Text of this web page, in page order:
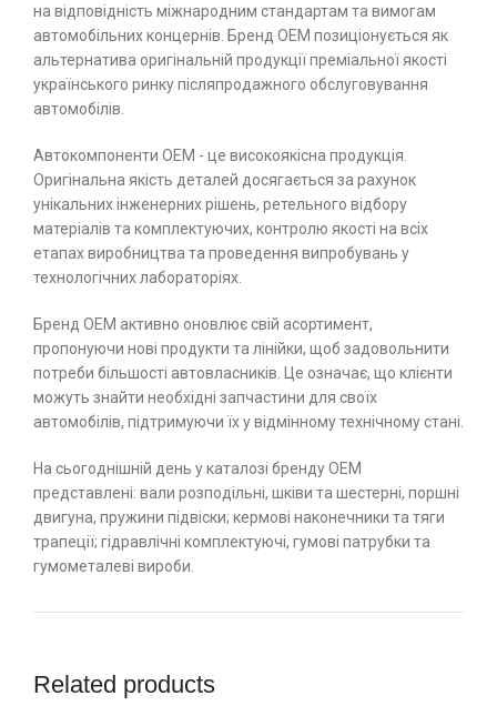
на відповідність міжнародним стандартам та вимогам
автомобільних концернів. Бренд ОЕМ позиціонується як
альтернатива оригінальній продукції преміальної якості
українського ринку післяпродажного обслуговування
автомобілів.
Автокомпоненти ОЕМ - це високоякісна продукція.
Оригінальна якість деталей досягається за рахунок
унікальних інженерних рішень, ретельного відбору
матеріалів та комплектуючих, контролю якості на всіх
етапах виробництва та проведення випробувань у
технологічних лабораторіях.
Бренд ОЕМ активно оновлює свій асортимент,
пропонуючи нові продукти та лінійки, щоб задовольнити
потреби більшості автовласників. Це означає, що клієнти
можуть знайти необхідні запчастини для своїх
автомобілів, підтримуючи їх у відмінному технічному стані.
На сьогоднішній день у каталозі бренду ОЕМ
представлені: вали розподільні, шківи та шестерні, поршні
двигуна, пружини підвіски; кермові наконечники та тяги
трапеції; гідравлічні комплектуючі, гумові патрубки та
гумометалеві вироби.
Related products